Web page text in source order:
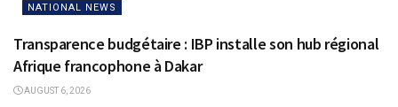
NATIONAL NEWS
Transparence budgétaire : IBP installe son hub régional
Afrique francophone à Dakar
AUGUST 6, 2026